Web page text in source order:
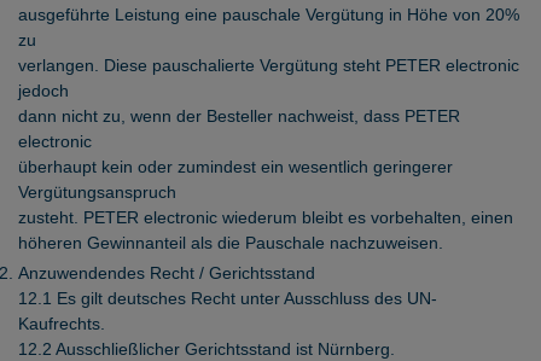
ausgeführte Leistung eine pauschale Vergütung in Höhe von 20%
zu
verlangen. Diese pauschalierte Vergütung steht PETER electronic
jedoch
dann nicht zu, wenn der Besteller nachweist, dass PETER
electronic
überhaupt kein oder zumindest ein wesentlich geringerer
Vergütungsanspruch
zusteht. PETER electronic wiederum bleibt es vorbehalten, einen
höheren Gewinnanteil als die Pauschale nachzuweisen.
Anzuwendendes Recht / Gerichtsstand
12.1 Es gilt deutsches Recht unter Ausschluss des UN-
Kaufrechts.
12.2 Ausschließlicher Gerichtsstand ist Nürnberg.